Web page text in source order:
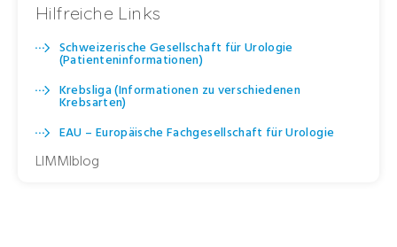
Hilfreiche Links
Schweizerische Gesellschaft für Urologie
(Patienteninformationen)
Krebsliga (Informationen zu verschiedenen
Krebsarten)
EAU – Europäische Fachgesellschaft für Urologie
LIMMIblog